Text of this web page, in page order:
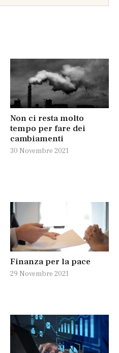
Non ci resta molto
tempo per fare dei
cambiamenti
30 Novembre 2021
Finanza per la pace
29 Novembre 2021